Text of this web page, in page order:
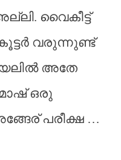
വൈകീട്ട്
വരുന്നുണ്ട്
അതേ
ഒരു
പരീക്ഷ …